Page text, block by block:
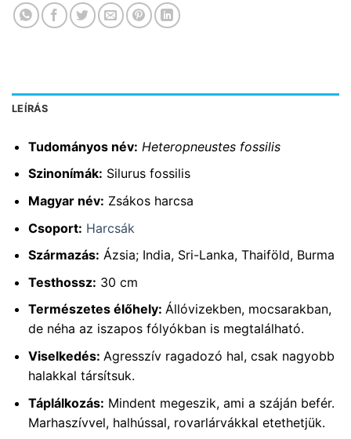
LEÍRÁS
Tudományos név: Heteropneustes fossilis
Szinonímák: Silurus fossilis
Magyar név: Zsákos harcsa
Csoport: Harcsák
Származás: Ázsia; India, Sri-Lanka, Thaiföld, Burma
Testhossz: 30 cm
Természetes élőhely: Állóvizekben, mocsarakban,
de néha az iszapos fólyókban is megtalálható.
Viselkedés: Agresszív ragadozó hal, csak nagyobb
halakkal társítsuk.
Táplálkozás: Mindent megeszik, ami a száján befér.
Marhaszívvel, halhússal, rovarlárvákkal etethetjük.